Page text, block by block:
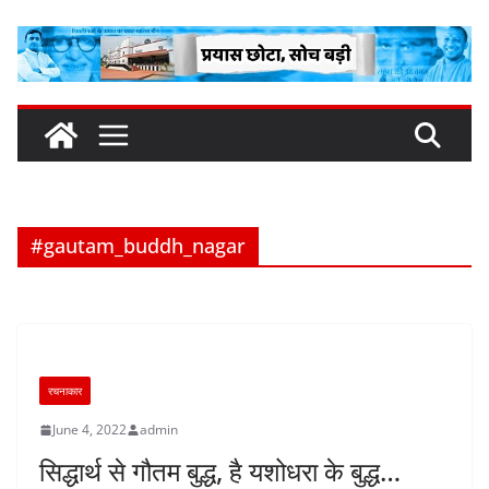
content
#gautam_buddh_nagar
रचनाकार
June 4, 2022 admin
सिद्धार्थ से गौतम बुद्ध, है यशोधरा के बुद्ध…